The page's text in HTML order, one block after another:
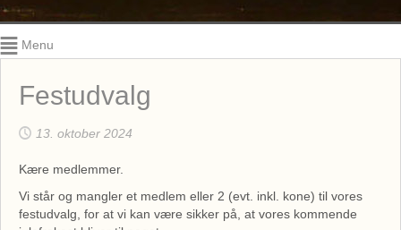
Menu
Festudvalg
13. oktober 2024
Kære medlemmer.
Vi står og mangler et medlem eller 2 (evt. inkl. kone) til vores
festudvalg, for at vi kan være sikker på, at vores kommende